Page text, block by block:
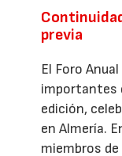
previa
El Foro
importantes
edición,
en Almería.
miembros